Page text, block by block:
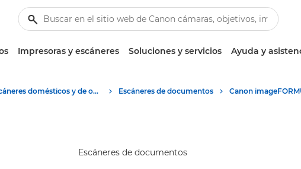
Impresoras y escáneres Soluciones y servicios Ayuda y
Escáneres domésticos y de oficina Escáneres de documentos
Escáneres de documentos